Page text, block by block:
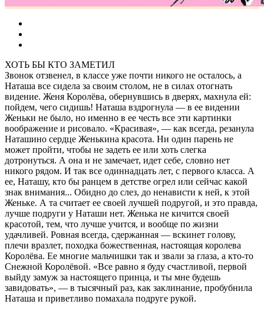
ХОТЬ БЫ КТО ЗАМЕТИЛ
Звонок отзвенел, в классе уже почти никого не осталось, а
Наташа все сидела за своим столом, не в силах отогнать
видение. Женя Королёва, обернувшись в дверях, махнула ей:
пойдем, чего сидишь! Наташа вздрогнула — в ее видении
Женьки не было, но именно в ее честь все эти картинки
воображение и рисовало. «Красивая», — как всегда, резанула
Наташино сердце Женькина красота. Ни один парень не
может пройти, чтобы не задеть ее или хоть слегка
дотронуться. А она и не замечает, идет себе, словно нет
никого рядом. И так все одиннадцать лет, с первого класса. А
ее, Наташу, кто бы ранцем в детстве огрел или сейчас какой
знак внимания... Обидно до слез, до ненависти к ней, к этой
Женьке. А та считает ее своей лучшей подругой, и это правда,
лучше подруги у Наташи нет. Женька не кичится своей
красотой, тем, что лучше учится, и вообще по жизни
удачливей. Ровная всегда, сдержанная — вскинет голову,
плечи вразлет, походка божественная, настоящая королева
Королёва. Ее многие мальчишки так и звали за глаза, а кто-то
Снежной Королёвой. «Все равно я буду счастливой, первой
выйду замуж за настоящего принца, и ты мне будешь
завидовать», — в тысячный раз, как заклинание, пробубнила
Наташа и приветливо помахала подруге рукой.